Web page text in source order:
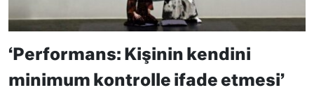
‘Performans: Kişinin kendini
minimum kontrolle ifade etmesi’